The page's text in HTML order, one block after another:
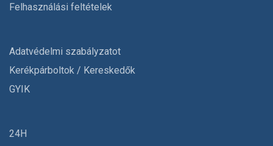
Felhasználási feltételek
Adatvédelmi szabályzatot
Kerékpárboltok / Kereskedők
GYIK
24H